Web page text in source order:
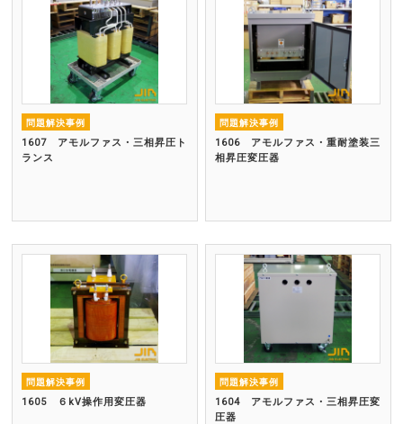
問題解決事例
1607 アモルファス・三相昇圧ト
ランス
問題解決事例
1606 アモルファス・重耐塗装三
相昇圧変圧器
問題解決事例
1605 ６kV操作用変圧器
問題解決事例
1604 アモルファス・三相昇圧変
圧器